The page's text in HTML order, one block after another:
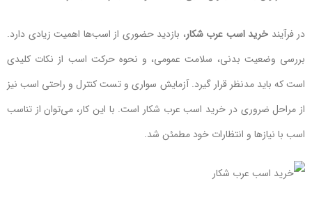
در فرآیند خرید اسب عرب شکار، بازدید حضوری از اسب‌ها اهمیت زیادی دارد.
بررسی وضعیت بدنی، سلامت عمومی، و نحوه حرکت اسب از نکات کلیدی
است که باید مدنظر قرار گیرد. آزمایش سواری و تست کنترل و راحتی اسب نیز
از مراحل ضروری در خرید اسب عرب شکار است. با این کار، می‌توان از تناسب
اسب با نیازها و انتظارات خود مطمئن شد.